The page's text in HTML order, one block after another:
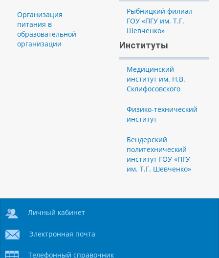
Организация
питания в
образовательной
организации
Рыбницкий филиал
ГОУ «ПГУ им. Т.Г.
Шевченко»
Институты
Медицинский
институт им. Н.В.
Склифосовского
Физико-технический
институт
Бендерский
политехнический
институт ГОУ «ПГУ
им. Т.Г. Шевченко»
Личный кабинет
Электронная почта
Телефонный справочник